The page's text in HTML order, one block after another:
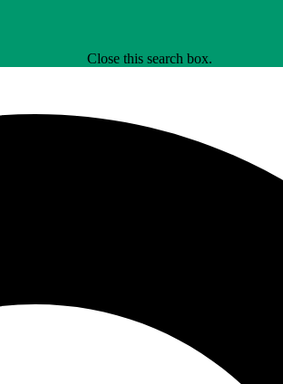
Close this search box.